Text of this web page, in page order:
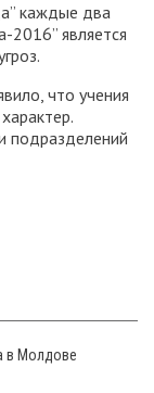
каждые два
2016” является
что учения
подразделений
в Молдове